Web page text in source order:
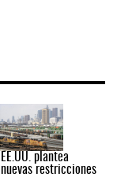
EE.UU. plantea
nuevas restricciones